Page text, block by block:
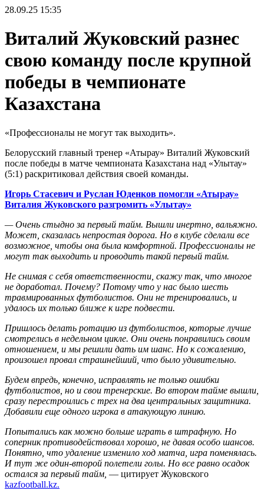
28.09.25 15:35
Виталий Жуковский разнес
свою команду после крупной
победы в чемпионате
Казахстана
«Профессионалы не могут так выходить».
Белорусский главный тренер «Атырау» Виталий Жуковский
после победы в матче чемпионата Казахстана над «Улытау»
(5:1) раскритиковал действия своей команды.
Игорь Стасевич и Руслан Юденков помогли «Атырау»
Виталия Жуковского разгромить «Улытау»
— Очень стыдно за первый тайм. Вышли инертно, вальяжно.
Может, сказалась непростая дорога. Но в клубе сделали все
возможное, чтобы она была комфортной. Профессионалы не
могут так выходить и проводить такой первый тайм.
Не снимая с себя ответственности, скажу так, что многое
не доработал. Почему? Потому что у нас было шесть
травмированных футболистов. Они не тренировались, и
удалось их только ближе к игре подвести.
Пришлось делать ротацию из футболистов, которые лучше
смотрелись в недельном цикле. Они очень понравились своим
отношением, и мы решили дать им шанс. Но к сожалению,
произошел провал страшнейший, что было удивительно.
Будем впредь, конечно, исправлять не только ошибки
футболистов, но и свои тренерские. Во втором тайме вышли,
сразу перестроились с трех на два центральных защитника.
Добавили еще одного игрока в атакующую линию.
Попытались как можно больше играть в штрафную. Но
соперник противодействовал хорошо, не давая особо шансов.
Понятно, что удаление изменило ход матча, игра поменялась.
И тут же один-второй полетели голы. Но все равно осадок
остался за первый тайм, — цитирует Жуковского
kazfootball.kz.